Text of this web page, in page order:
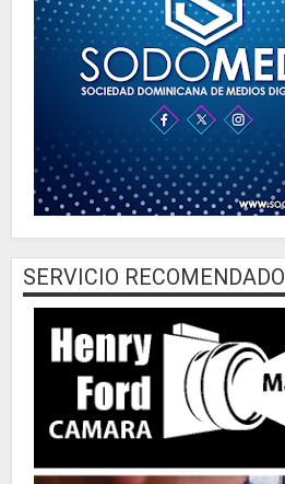
SERVICIO RECOMENDADO